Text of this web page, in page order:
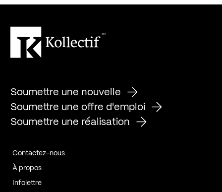
Soumettre une nouvelle
Soumettre une offre d'emploi
Soumettre une réalisation
Contactez-nous
À propos
Infolettre